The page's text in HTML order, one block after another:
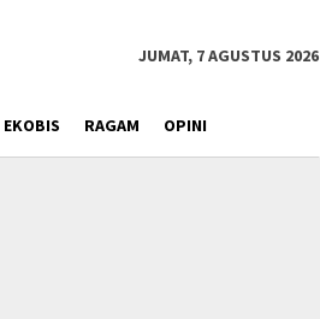
JUMAT, 7 AGUSTUS 2026
EKOBIS RAGAM OPINI